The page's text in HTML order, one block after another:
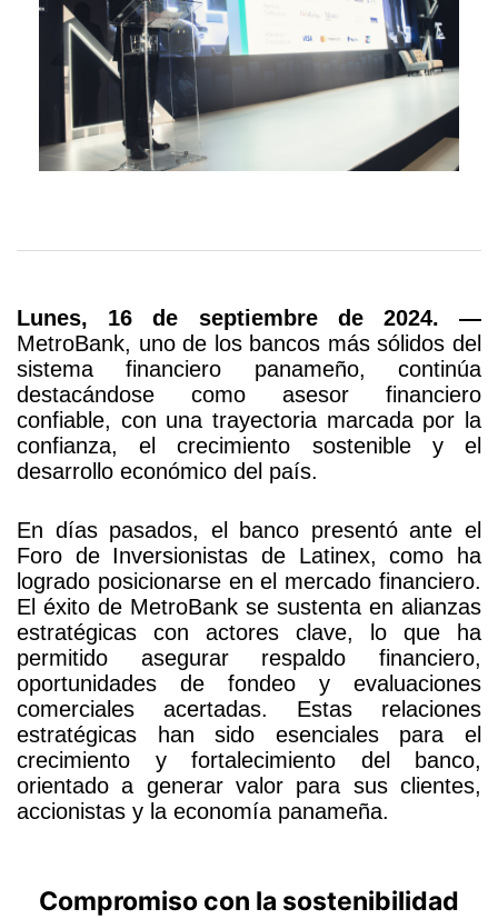
confianza,
el
crecimiento
y
la
sostenibilidad
Lunes, 16 de septiembre de 2024. —
MetroBank, uno de los bancos más sólidos del
sistema financiero panameño, continúa
destacándose como asesor financiero
confiable, con una trayectoria marcada por la
confianza, el crecimiento sostenible y el
desarrollo económico del país.
En días pasados, el banco presentó ante el
Foro de Inversionistas de Latinex, como ha
logrado posicionarse en el mercado financiero.
El éxito de MetroBank se sustenta en alianzas
estratégicas con actores clave, lo que ha
permitido asegurar respaldo financiero,
oportunidades de fondeo y evaluaciones
comerciales acertadas. Estas relaciones
estratégicas han sido esenciales para el
crecimiento y fortalecimiento del banco,
orientado a generar valor para sus clientes,
accionistas y la economía panameña.
Compromiso con la sostenibilidad